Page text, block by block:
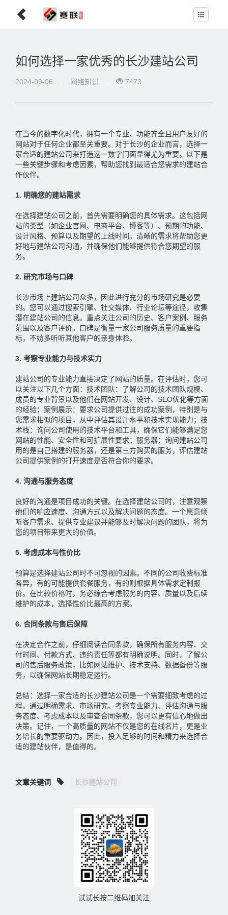
如何选择一家优秀的长沙建站公司‌
2024-09-06 网络知识 7473
在当今的数字化时代，‌拥有一个专业、‌功能齐全且用户友好的
网站对于任何企业都至关重要。‌对于长沙的企业而言，‌选择一
家合适的建站公司来打造这一数字门面显得尤为重要。‌以下是
一些关键步骤和考虑因素，‌帮助您找到最适合您需求的建站合
作伙伴。‌
1. 明确您的建站需求
在选择建站公司之前，‌首先需要明确您的具体需求。‌这包括网
站的类型（‌如企业官网、‌电商平台、‌博客等）‌、‌预期的功能、‌
设计风格、‌预算以及期望的上线时间。‌清晰的需求将帮助您更
好地与建站公司沟通，‌并确保他们能够提供符合您期望的服
务。‌
2. 研究市场与口碑
长沙市场上建站公司众多，‌因此进行充分的市场研究是必要
的。‌您可以通过搜索引擎、‌社交媒体、‌行业论坛等途径，‌收集
潜在建站公司的信息。‌重点关注公司的历史、‌客户案例、‌服务
范围以及客户评价。‌口碑是衡量一家公司服务质量的重要指
标，‌不妨多听听其他客户的亲身体验。‌
3. 考察专业能力与技术实力
建站公司的专业能力直接决定了网站的质量。‌在评估时，‌您可
以关注以下几个方面：‌技术团队‌：‌了解公司的技术团队规模、‌
成员的专业背景以及他们在网站开发、‌设计、‌SEO优化等方面
的经验；案例展示‌：‌要求公司提供过往的成功案例，‌特别是与
您需求相似的项目，‌从中评估其设计水平和技术实现能力；技
术栈‌：‌询问公司使用的技术平台和工具，‌确保它们能够满足您
网站的性能、‌安全性和可扩展性要求；服务器：询问建站公司
用的是自己搭建的服务器，还是第三方购买的服务，评估建站
公司提供案例的打开速度是否符合你的要求。
4. 沟通与服务态度
良好的沟通是项目成功的关键。‌在选择建站公司时，‌注意观察
他们的响应速度、‌沟通方式以及解决问题的态度。‌一个愿意倾
听客户需求、‌提供专业建议并能够及时解决问题的团队，‌将为
您的项目带来更大的价值。‌
5. 考虑成本与性价比
预算是选择建站公司时不可忽视的因素。‌不同的公司收费标准
各异，‌有的可能提供套餐服务，‌有的则根据具体需求定制报
价。‌在比较价格时，‌务必综合考虑服务的内容、‌质量以及后续
维护的成本，‌选择性价比最高的方案。‌
6. 合同条款与售后保障
在决定合作之前，‌仔细阅读合同条款，‌确保所有服务内容、‌交
付时间、‌付款方式、‌违约责任等都有明确说明。‌同时，‌了解公
司的售后服务政策，‌比如网站维护、‌技术支持、‌数据备份等服
务，‌以确保网站长期稳定运行。‌
总结：选择一家合适的长沙建站公司是一个需要细致考虑的过
程。‌通过明确需求、‌市场研究、‌考察专业能力、‌评估沟通与服
务态度、‌考虑成本以及审查合同条款，‌您可以更有信心地做出
决策。‌记住，‌一个高质量的网站不仅是您的在线名片，‌更是业
务增长的重要驱动力。‌因此，‌投入足够的时间和精力来选择合
适的建站伙伴，‌是值得的。‌
文章关键词 长沙建站公司‌
试试长按二维码加关注